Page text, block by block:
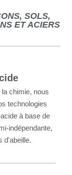
SOLS,
ET ACIERS
chimie, nous
technologies
à base de
indépendante,
d'abeille.